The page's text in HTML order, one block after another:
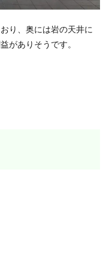
り、奥には岩の天井に
がありそうです。